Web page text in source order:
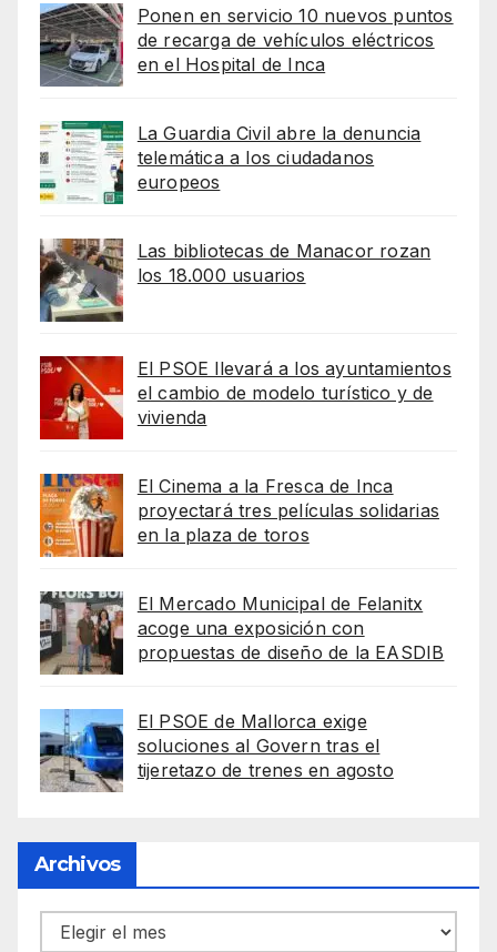
Ponen en servicio 10 nuevos puntos
de recarga de vehículos eléctricos
en el Hospital de Inca
La Guardia Civil abre la denuncia
telemática a los ciudadanos
europeos
Las bibliotecas de Manacor rozan
los 18.000 usuarios
El PSOE llevará a los ayuntamientos
el cambio de modelo turístico y de
vivienda
El Cinema a la Fresca de Inca
proyectará tres películas solidarias
en la plaza de toros
El Mercado Municipal de Felanitx
acoge una exposición con
propuestas de diseño de la EASDIB
El PSOE de Mallorca exige
soluciones al Govern tras el
tijeretazo de trenes en agosto
Archivos
Archivos